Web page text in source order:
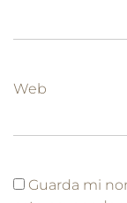
Web
Guarda mi